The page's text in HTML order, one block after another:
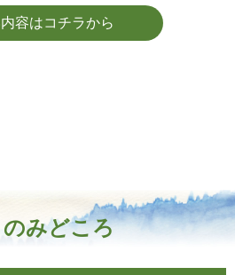
容はコチラから
みどころ